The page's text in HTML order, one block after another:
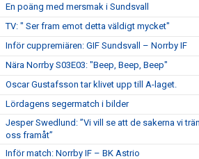
En poäng med mersmak i Sundsvall
TV: " Ser fram emot detta väldigt mycket"
Inför cuppremiären: GIF Sundsvall – Norrby IF
Nära Norrby S03E03: "Beep, Beep, Beep"
Oscar Gustafsson tar klivet upp till A-laget.
Lördagens segermatch i bilder
Jesper Swedlund: ”Vi vill se att de sakerna vi
oss framåt”
Inför match: Norrby IF – BK Astrio